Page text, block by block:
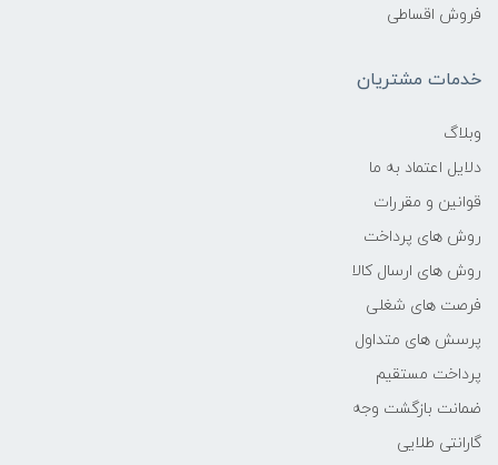
فروش اقساطی
خدمات مشتریان
وبلاگ
دلایل اعتماد به ما
قوانین و مقررات
روش های پرداخت
روش های ارسال کالا
فرصت های شغلی
پرسش های متداول
پرداخت مستقیم
ضمانت بازگشت وجه
گارانتی طلایی